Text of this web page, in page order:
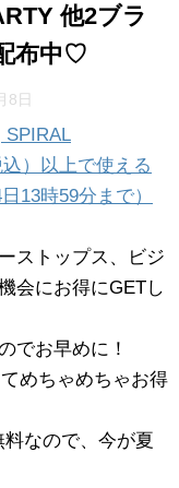
他2ブラ
布中♡
8日
SPIRAL
）以上で使える
13時59分まで）
ストップス、ビジ
会にお得にGETし
でお早めに！
めちゃめちゃお得
なので、今が夏